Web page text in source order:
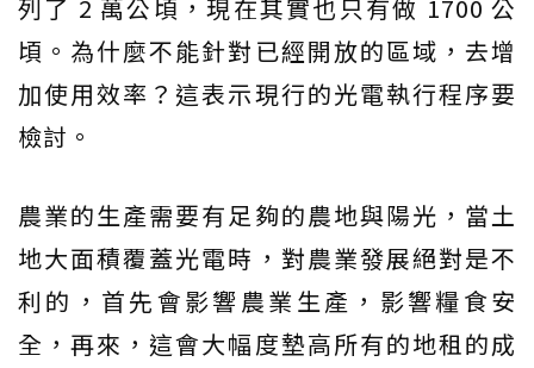
列了 2 萬公頃，現在其實也只有做 1700 公
頃。為什麼不能針對已經開放的區域，去增
加使用效率？這表示現行的光電執行程序要
檢討。
農業的生產需要有足夠的農地與陽光，當土
地大面積覆蓋光電時，對農業發展絕對是不
利的，首先會影響農業生產，影響糧食安
全，再來，這會大幅度墊高所有的地租的成